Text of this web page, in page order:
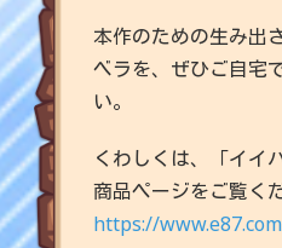
本作のための生み出
ベラを、ぜひご自宅
い。
くわしくは、「イイ
商品ページをご覧く
https://